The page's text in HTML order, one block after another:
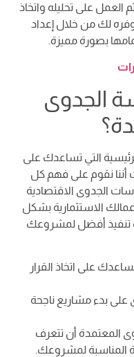
العمل على تحليله واتخاذ
لك من خلال إعداد
بصورة مميزة.
الجدوى
التي تساعدك على
نقوم على فهم كل
الجدوى الاقتصادية
الاستثمارية بشكل
تنفيذ أفضل لمشروعك
على اتخاذ القرار
بدء مشاريع ناجحة
المعتمدة أن تتعرف
المناسبة لمشروعك.